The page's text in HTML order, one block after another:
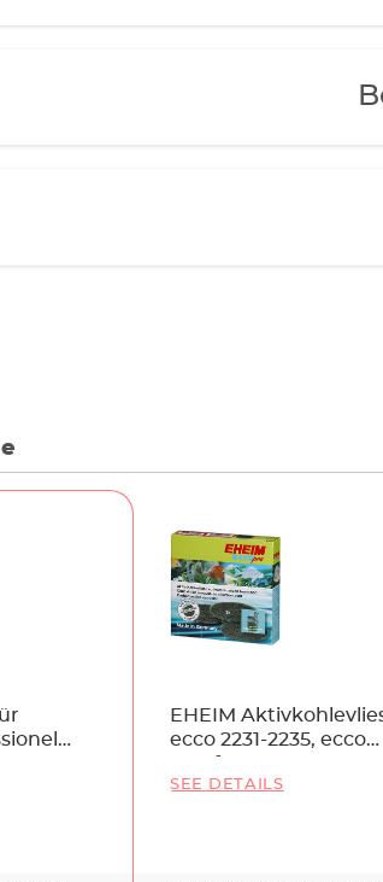
EHEIM
ecco 2231-2235, ecco
comfort 2232-2236
eccopro 130-300
SEE DETAILS